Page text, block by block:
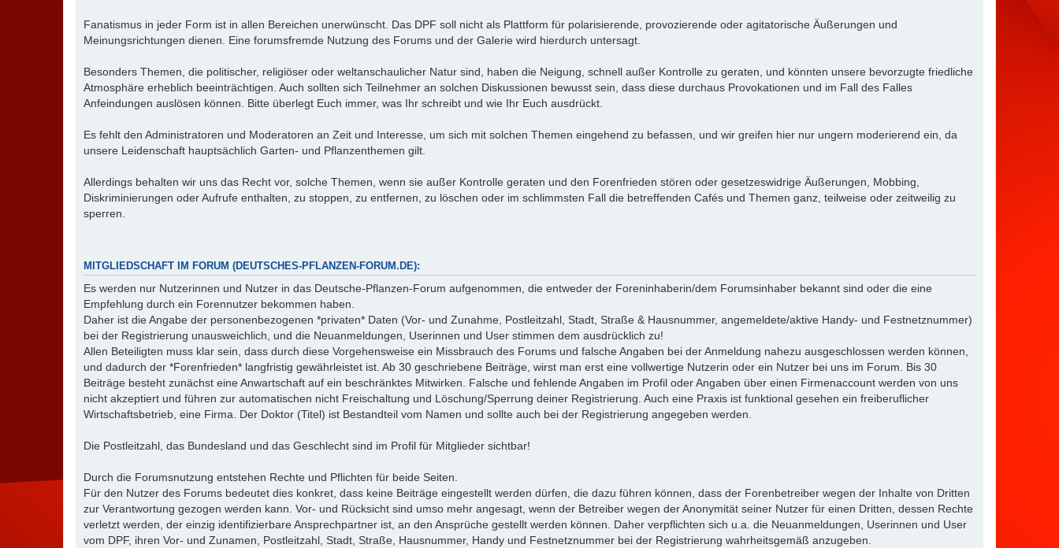
Fanatismus in jeder Form ist in allen Bereichen unerwünscht. Das DPF soll nicht als Plattform für polarisierende, provozierende oder agitatorische Äußerungen und
Meinungsrichtungen dienen. Eine forumsfremde Nutzung des Forums und der Galerie wird hierdurch untersagt.
Besonders Themen, die politischer, religiöser oder weltanschaulicher Natur sind, haben die Neigung, schnell außer Kontrolle zu geraten, und könnten unsere bevorzugte friedliche
Atmosphäre erheblich beeinträchtigen. Auch sollten sich Teilnehmer an solchen Diskussionen bewusst sein, dass diese durchaus Provokationen und im Fall des Falles
Anfeindungen auslösen können. Bitte überlegt Euch immer, was Ihr schreibt und wie Ihr Euch ausdrückt.
Es fehlt den Administratoren und Moderatoren an Zeit und Interesse, um sich mit solchen Themen eingehend zu befassen, und wir greifen hier nur ungern moderierend ein, da
unsere Leidenschaft hauptsächlich Garten- und Pflanzenthemen gilt.
Allerdings behalten wir uns das Recht vor, solche Themen, wenn sie außer Kontrolle geraten und den Forenfrieden stören oder gesetzeswidrige Äußerungen, Mobbing,
Diskriminierungen oder Aufrufe enthalten, zu stoppen, zu entfernen, zu löschen oder im schlimmsten Fall die betreffenden Cafés und Themen ganz, teilweise oder zeitweilig zu
sperren.
MITGLIEDSCHAFT IM FORUM (DEUTSCHES-PFLANZEN-FORUM.DE):
Es werden nur Nutzerinnen und Nutzer in das Deutsche-Pflanzen-Forum aufgenommen, die entweder der Foreninhaberin/dem Forumsinhaber bekannt sind oder die eine
Empfehlung durch ein Forennutzer bekommen haben.
Daher ist die Angabe der personenbezogenen *privaten* Daten (Vor- und Zunahme, Postleitzahl, Stadt, Straße & Hausnummer, angemeldete/aktive Handy- und Festnetznummer)
bei der Registrierung unausweichlich, und die Neuanmeldungen, Userinnen und User stimmen dem ausdrücklich zu!
Allen Beteiligten muss klar sein, dass durch diese Vorgehensweise ein Missbrauch des Forums und falsche Angaben bei der Anmeldung nahezu ausgeschlossen werden können,
und dadurch der *Forenfrieden* langfristig gewährleistet ist. Ab 30 geschriebene Beiträge, wirst man erst eine vollwertige Nutzerin oder ein Nutzer bei uns im Forum. Bis 30
Beiträge besteht zunächst eine Anwartschaft auf ein beschränktes Mitwirken. Falsche und fehlende Angaben im Profil oder Angaben über einen Firmenaccount werden von uns
nicht akzeptiert und führen zur automatischen nicht Freischaltung und Löschung/Sperrung deiner Registrierung. Auch eine Praxis ist funktional gesehen ein freiberuflicher
Wirtschaftsbetrieb, eine Firma. Der Doktor (Titel) ist Bestandteil vom Namen und sollte auch bei der Registrierung angegeben werden.
Die Postleitzahl, das Bundesland und das Geschlecht sind im Profil für Mitglieder sichtbar!
Durch die Forumsnutzung entstehen Rechte und Pflichten für beide Seiten.
Für den Nutzer des Forums bedeutet dies konkret, dass keine Beiträge eingestellt werden dürfen, die dazu führen können, dass der Forenbetreiber wegen der Inhalte von Dritten
zur Verantwortung gezogen werden kann. Vor- und Rücksicht sind umso mehr angesagt, wenn der Betreiber wegen der Anonymität seiner Nutzer für einen Dritten, dessen Rechte
verletzt werden, der einzig identifizierbare Ansprechpartner ist, an den Ansprüche gestellt werden können. Daher verpflichten sich u.a. die Neuanmeldungen, Userinnen und User
vom DPF, ihren Vor- und Zunamen, Postleitzahl, Stadt, Straße, Hausnummer, Handy und Festnetznummer bei der Registrierung wahrheitsgemäß anzugeben.